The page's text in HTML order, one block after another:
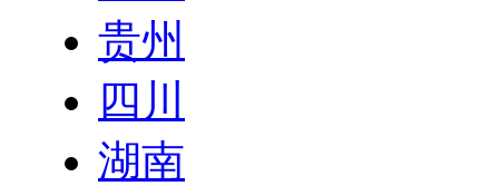
贵州
四川
湖南